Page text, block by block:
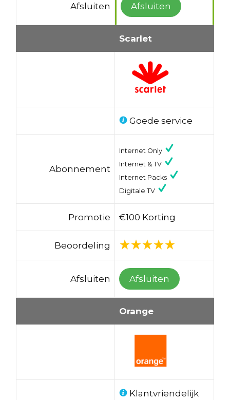
Afsluiten Afsluiten
Scarlet
Goede service
Abonnement
Internet Only
Internet & TV
Internet Packs
Digitale TV
Promotie €100 Korting
Beoordeling
Afsluiten Afsluiten
Orange
Klantvriendelijk